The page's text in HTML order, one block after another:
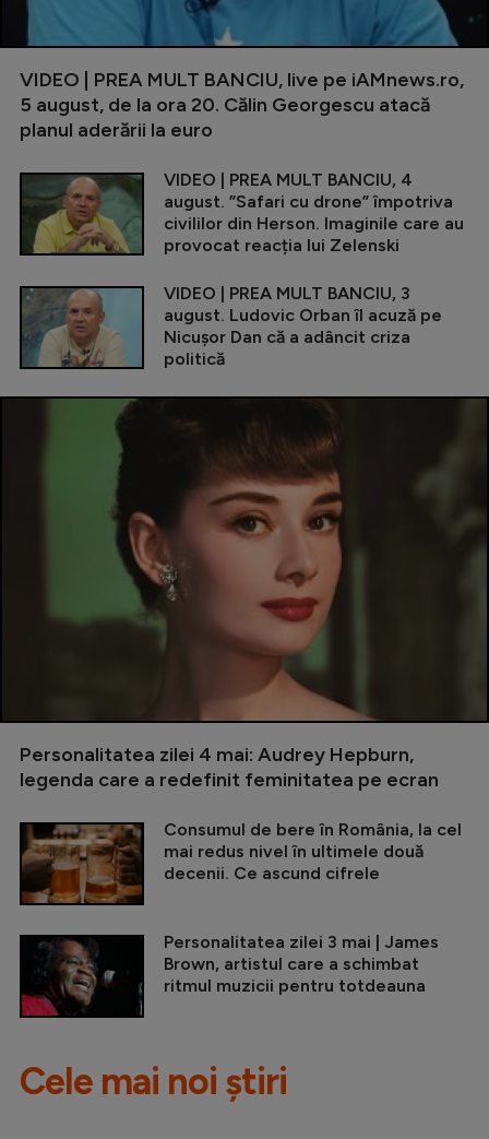
VIDEO | PREA MULT BANCIU, live pe iAMnews.ro,
5 august, de la ora 20. Călin Georgescu atacă
planul aderării la euro
VIDEO | PREA MULT BANCIU, 4
august. ”Safari cu drone” împotriva
civililor din Herson. Imaginile care au
provocat reacția lui Zelenski
VIDEO | PREA MULT BANCIU, 3
august. Ludovic Orban îl acuză pe
Nicușor Dan că a adâncit criza
politică
Personalitatea zilei 4 mai: Audrey Hepburn,
legenda care a redefinit feminitatea pe ecran
Consumul de bere în România, la cel
mai redus nivel în ultimele două
decenii. Ce ascund cifrele
Personalitatea zilei 3 mai | James
Brown, artistul care a schimbat
ritmul muzicii pentru totdeauna
Cele mai noi știri